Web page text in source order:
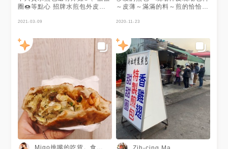
圈🍩等點心 招牌水煎包外皮酥
都價格親民💰 難怪吸引許多老
美照❤️
2021-03-09
～皮薄～滿滿的料～煎的恰恰～
2020-11-23